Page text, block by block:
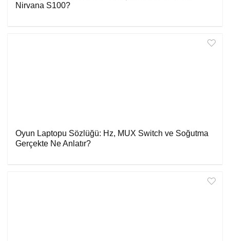
Nirvana S100?
Oyun Laptopu Sözlüğü: Hz, MUX Switch ve Soğutma
Gerçekte Ne Anlatır?